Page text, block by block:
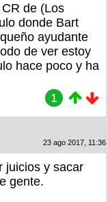
de (Los
donde Bart
ayudante
de ver estoy
hace poco y ha
1
23 ago 2017, 11:36
juicios y sacar
gente.